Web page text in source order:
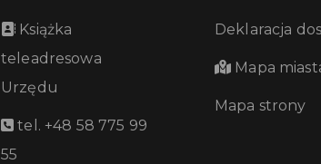
Książka
teleadresowa
Urzędu
tel. +48 58 775 99
55
Deklaracja
Mapa
Mapa strony